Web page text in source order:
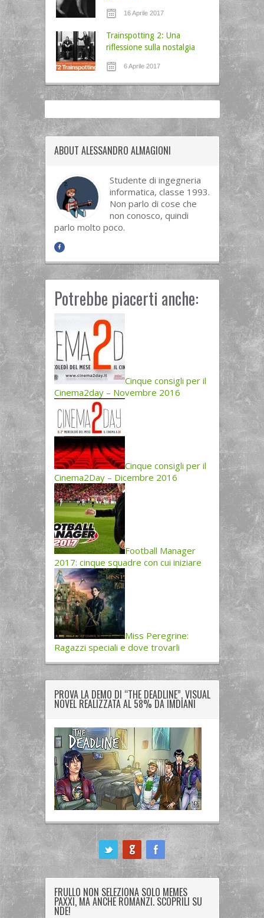
16 Aprile 2017
Trainspotting 2: Una
riflessione sulla nostalgia
6 Aprile 2017
ABOUT ALESSANDRO ALMAGIONI
Studente di ingegneria
informatica, classe 1993.
Non parlo di cose che
non conosco, quindi
parlo molto poco.
Potrebbe piacerti anche:
Cinque consigli per il
Cinema2day – Novembre 2016
Cinque consigli per il
Cinema2Day – Dicembre 2016
Football Manager
2017: cinque squadre con cui iniziare
Miss Peregrine:
Ragazzi speciali e dove trovarli
PROVA LA DEMO DI “THE DEADLINE”, VISUAL
NOVEL REALIZZATA AL 58% DA IMDIANI
FRULLO NON SELEZIONA SOLO MEMES
PAXXI, MA ANCHE ROMANZI. SCOPRILI SU
NDE!